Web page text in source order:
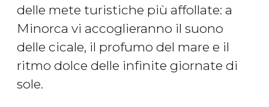
delle mete turistiche più affollate: a
Minorca vi accoglieranno il suono
delle cicale, il profumo del mare e il
ritmo dolce delle infinite giornate di
sole.